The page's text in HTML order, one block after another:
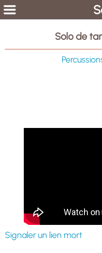
Solo de
Signaler un lien mort